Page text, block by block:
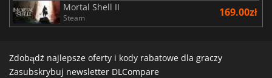
Mortal Shell II
Steam 169.00zł
Zdobądź najlepsze oferty i kody rabatowe dla graczy
Zasubskrybuj newsletter DLCompare